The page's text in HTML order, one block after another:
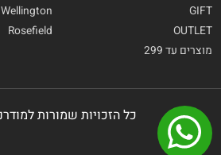
GIFT
OUTLET
מוצרים עד 299
Rosefield
כל הזכויות שמורות למודרנו ©